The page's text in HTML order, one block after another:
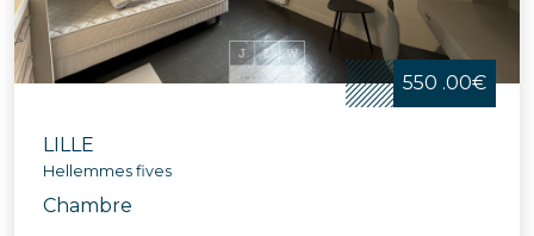
550 .00€
LILLE
Hellemmes fives
Chambre